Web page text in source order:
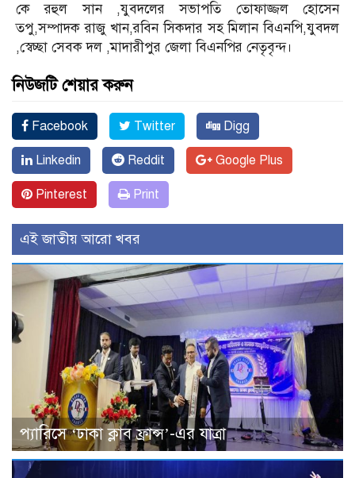
কে রহুল সান ,যুবদলের সভাপতি তোফাজ্জল হোসেন
তপু,সম্পাদক রাজু খান,রবিন সিকদার সহ মিলান বিএনপি,যুবদল
,স্বেচ্ছা সেবক দল ,মাদারীপুর জেলা বিএনপির নেতৃবৃন্দ।
নিউজটি শেয়ার করুন
Facebook Twitter Digg
Linkedin Reddit Google Plus
Pinterest Print
এই জাতীয় আরো খবর
প্যারিসে ‘ঢাকা ক্লাব ফ্রান্স’-এর যাত্রা